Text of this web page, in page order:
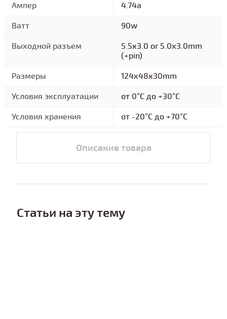
Ампер
4.74a
Ватт
90w
Выходной разъем
5.5x3.0 or 5.0x3.0mm
(+pin)
Размеры
124x48x30mm
Условия эксплуатации
от 0°C до +30°C
Условия хранения
от -20°C до +70°C
Описание товара
Статьи на эту тему